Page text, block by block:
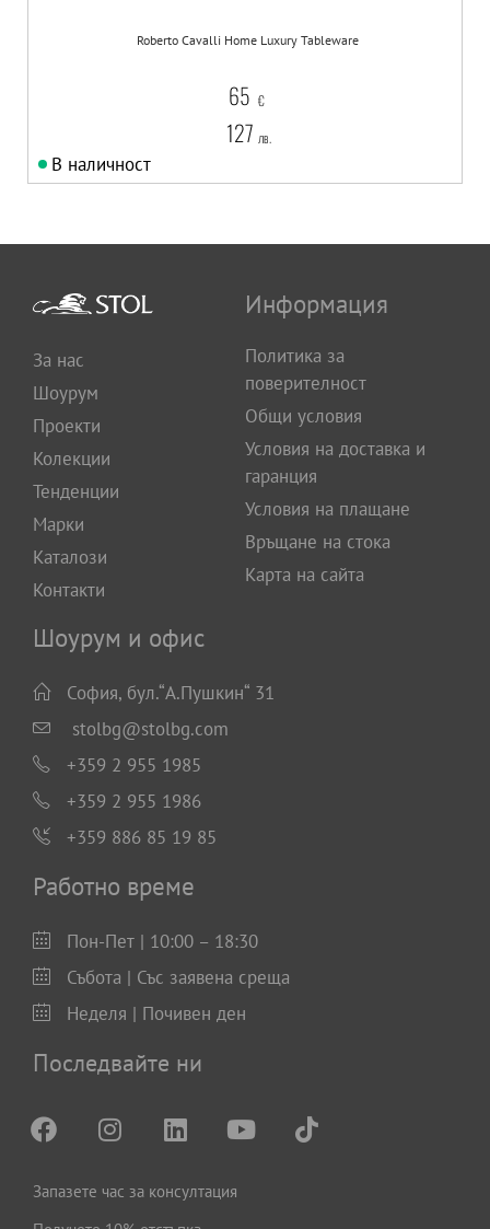
Roberto Cavalli Home Luxury Tableware
65 €
127 лв.
В наличност
За нас
Шоурум
Проекти
Колекции
Тенденции
Марки
Каталози
Контакти
Информация
Политика за
поверителност
Общи условия
Условия на доставка и
гаранция
Условия на плащане
Връщане на стока
Карта на сайта
Шоурум и офис
София, бул.“А.Пушкин“ 31
stolbg@stolbg.com
+359 2 955 1985
+359 2 955 1986
+359 886 85 19 85
Работно време
Пон-Пет | 10:00 – 18:30
Събота | Със заявена среща
Неделя | Почивен ден
Последвайте ни
Запазете час за консултация